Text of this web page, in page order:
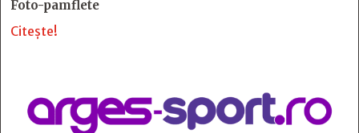
Foto-pamflete
Citește!